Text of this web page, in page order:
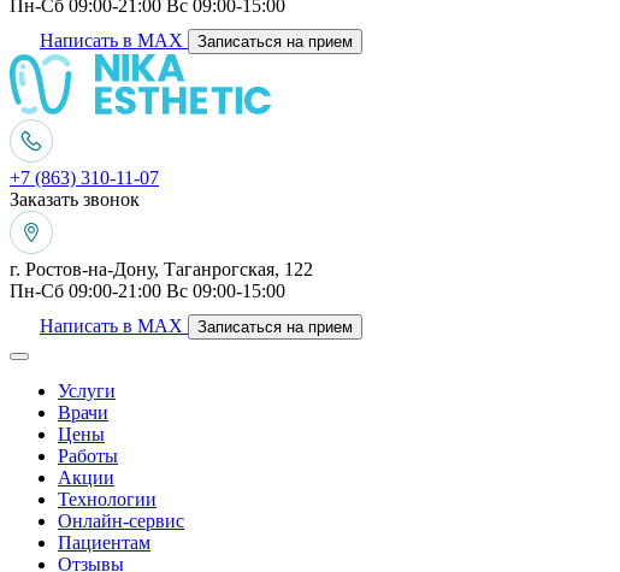
Пн-Сб 09:00-21:00 Вс 09:00-15:00
Написать в MAX
Записаться на прием
+7 (863) 310-11-07
Заказать звонок
г. Ростов-на-Дону, Таганрогская, 122
Пн-Сб 09:00-21:00 Вс 09:00-15:00
Написать в MAX
Записаться на прием
Услуги
Врачи
Цены
Работы
Акции
Технологии
Онлайн-сервис
Пациентам
Отзывы